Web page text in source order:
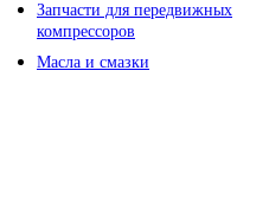
Запчасти для передвижных
компрессоров
Масла и смазки